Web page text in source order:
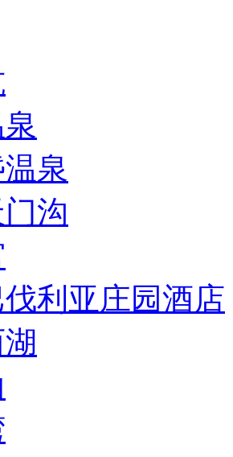
泉
沟
利亚庄园酒店